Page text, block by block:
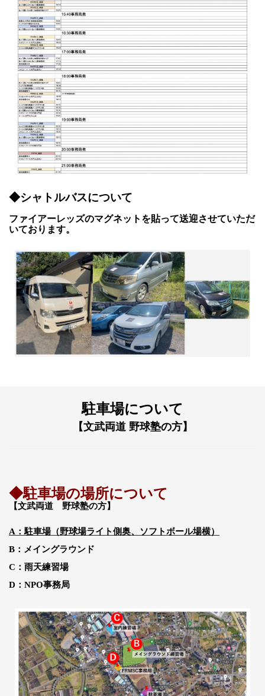
◆シャトルバスについて
ファイアーレッズのマグネットを貼って送迎させていただ
いております。
駐車場について
【文武両道 野球塾の方】
◆駐車場の場所について
【文武両道 野球塾の方】
A ：駐車場（野球場ライト側奥、ソフトボール場横）
B ：メイングラウンド
C ：雨天練習場
D ： NPO事務局